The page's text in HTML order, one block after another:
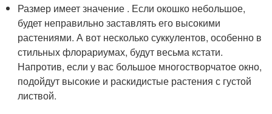
Размер имеет значение . Если окошко небольшое,
будет неправильно заставлять его высокими
растениями. А вот несколько суккулентов, особенно в
стильных флорариумах, будут весьма кстати.
Напротив, если у вас большое многостворчатое окно,
подойдут высокие и раскидистые растения с густой
листвой.